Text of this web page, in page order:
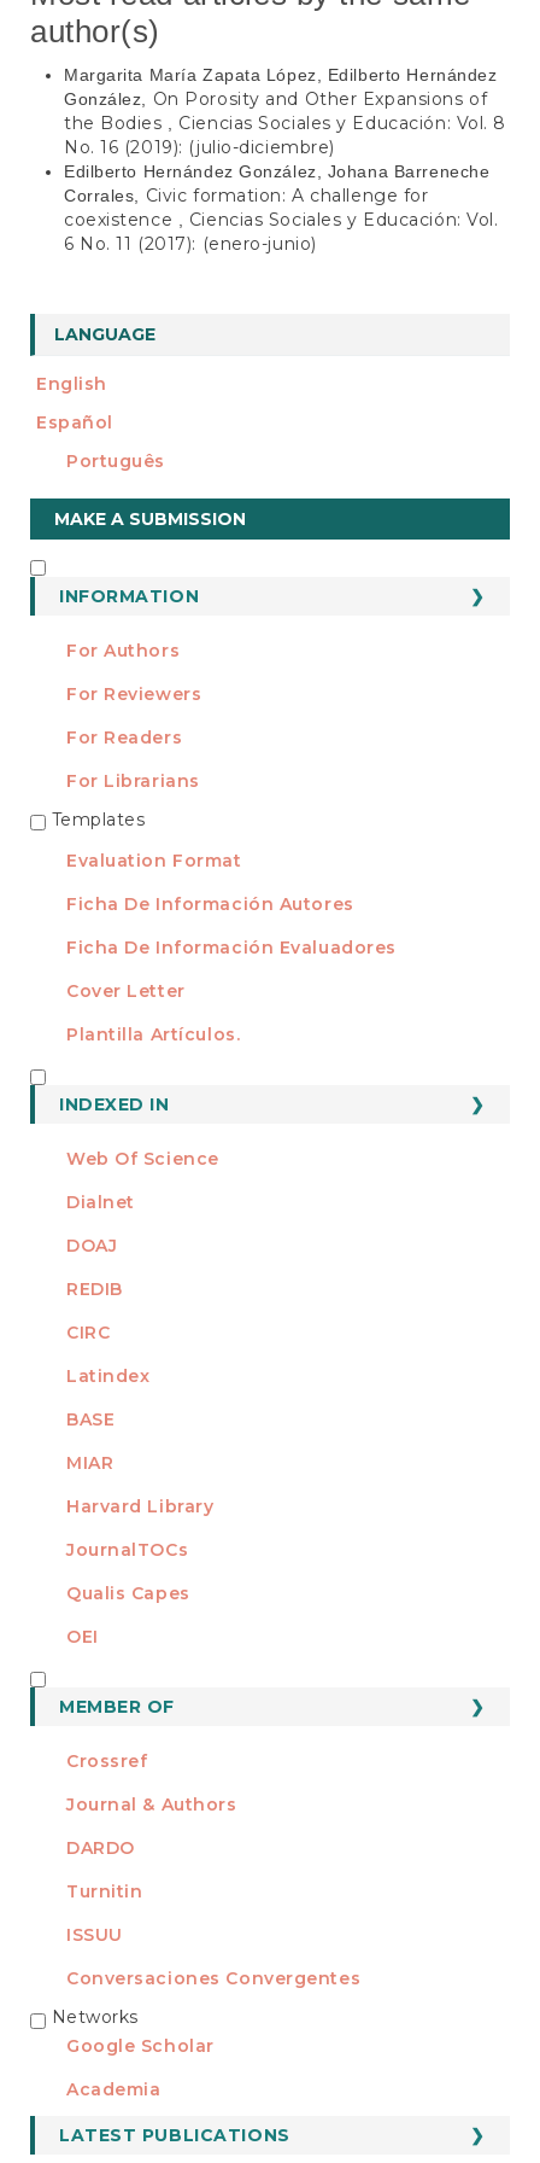
author(s)
Margarita María Zapata López, Edilberto Hernández
González, On Porosity and Other Expansions of
the Bodies
Ciencias Sociales y Educación: Vol. 8
No. 16 (2019): (julio-diciembre)
Edilberto Hernández González, Johana Barreneche
Corrales, Civic formation: A challenge for
coexistence
Ciencias Sociales y Educación: Vol.
6 No. 11 (2017): (enero-junio)
LANGUAGE
English
Español
Português
Make
a
Submission
MAKE A SUBMISSION
INFORMATION
For Authors
For Reviewers
For Readers
For Librarians
TEMPLATES
Templates
Evaluation Format
Ficha De Información Autores
Ficha De Información Evaluadores
Cover Letter
Plantilla Artículos.
INDEXED IN
Web Of Science
Dialnet
DOAJ
REDIB
CIRC
Latindex
BASE
MIAR
Harvard Library
JournalTOCs
Qualis Capes
OEI
MEMBER OF
Crossref
Journal & Authors
DARDO
Turnitin
ISSUU
Conversaciones Convergentes
REDES
Networks
Google Scholar
Academia
LATEST PUBLICATIONS